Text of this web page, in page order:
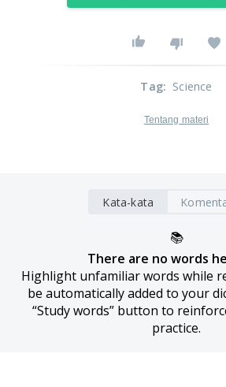
Tag: Science
Tentang materi
Kata-kata
📚
There are no words
Highlight unfamiliar words while
be automatically added to your
“Study words” button to
practice.